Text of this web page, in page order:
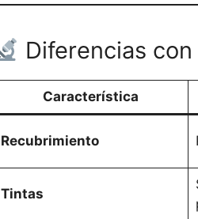
Diferencias
Característica
Recubrimiento
Tintas